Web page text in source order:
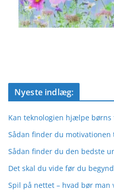
Nyeste indlæg:
Kan teknologien hjælpe
Sådan finder du
Sådan finder du den bedste
Det skal du vide før du
Spil på nettet – hvad bør man